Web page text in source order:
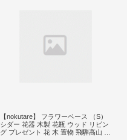
【nokutare】 フラワーベース （S）
シダー 花器 木製 花瓶 ウッド リビン
グ プレゼント 花 木 置物 飛騨高山 ノ